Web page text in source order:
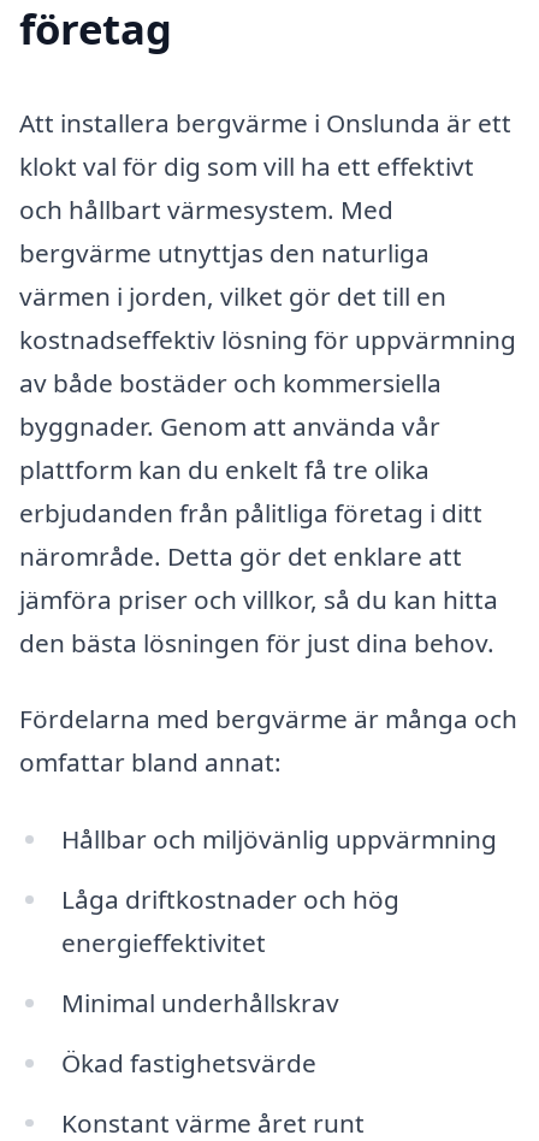
företag
Att installera bergvärme i Onslunda är ett
klokt val för dig som vill ha ett effektivt
och hållbart värmesystem. Med
bergvärme utnyttjas den naturliga
värmen i jorden, vilket gör det till en
kostnadseffektiv lösning för uppvärmning
av både bostäder och kommersiella
byggnader. Genom att använda vår
plattform kan du enkelt få tre olika
erbjudanden från pålitliga företag i ditt
närområde. Detta gör det enklare att
jämföra priser och villkor, så du kan hitta
den bästa lösningen för just dina behov.
Fördelarna med bergvärme är många och
omfattar bland annat:
Hållbar och miljövänlig uppvärmning
Låga driftkostnader och hög
energieffektivitet
Minimal underhållskrav
Ökad fastighetsvärde
Konstant värme året runt